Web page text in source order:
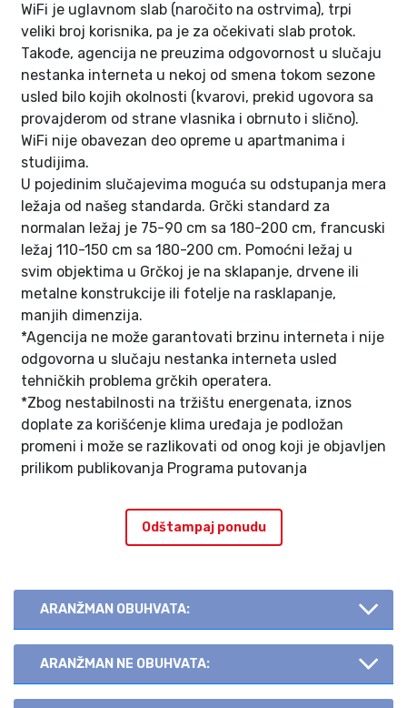
WiFi je uglavnom slab (naročito na ostrvima), trpi
veliki broj korisnika, pa je za očekivati slab protok.
Takođe, agencija ne preuzima odgovornost u slučaju
nestanka interneta u nekoj od smena tokom sezone
usled bilo kojih okolnosti (kvarovi, prekid ugovora sa
provajderom od strane vlasnika i obrnuto i slično).
WiFi nije obavezan deo opreme u apartmanima i
studijima.
U pojedinim slučajevima moguća su odstupanja mera
ležaja od našeg standarda. Grčki standard za
normalan ležaj je 75-90 cm sa 180-200 cm, francuski
ležaj 110-150 cm sa 180-200 cm. Pomoćni ležaj u
svim objektima u Grčkoj je na sklapanje, drvene ili
metalne konstrukcije ili fotelje na rasklapanje,
manjih dimenzija.
*Agencija ne može garantovati brzinu interneta i nije
odgovorna u slučaju nestanka interneta usled
tehničkih problema grčkih operatera.
*Zbog nestabilnosti na tržištu energenata, iznos
doplate za korišćenje klima uređaja je podložan
promeni i može se razlikovati od onog koji je objavljen
prilikom publikovanja Programa putovanja
Odštampaj ponudu
ARANŽMAN OBUHVATA:
ARANŽMAN NE OBUHVATA: